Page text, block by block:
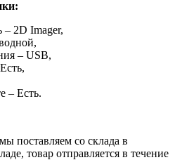
2D Imager,
– USB,
– Есть.
поставляем со склада в
товар отправляется в течение